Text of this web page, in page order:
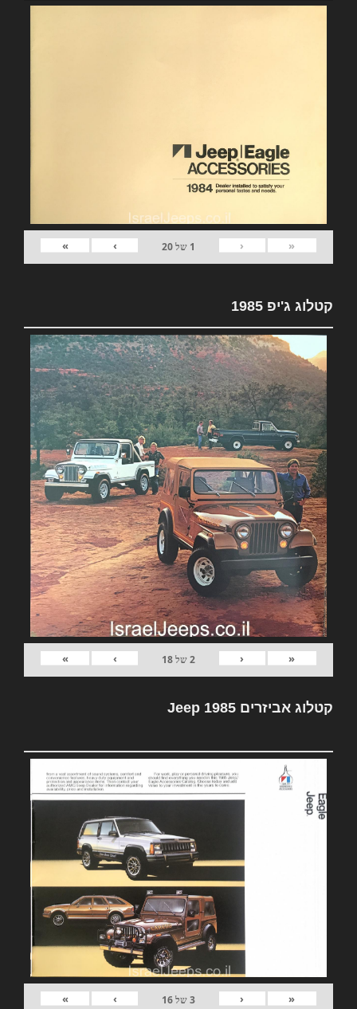
«
‹
1 של20
›
»
קטלוג ג'יפ 1985
«
‹
2של18
›
»
קטלוג אביזרים Jeep 1985
«
‹
3של16
›
»